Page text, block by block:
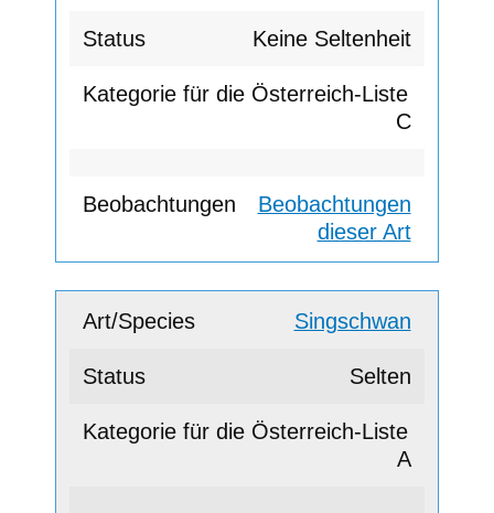
Keine Seltenheit
C
Beobachtungen
dieser Art
Singschwan
Selten
A